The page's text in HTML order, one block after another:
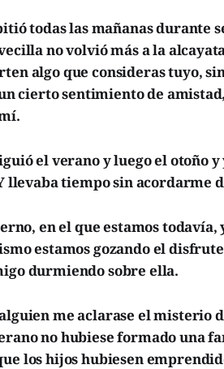
todas las mañanas durante
no volvió más a la
algo que consideras tuyo,
cierto sentimiento de
el verano y luego el otoño
llevaba tiempo sin acordarme
en el que estamos
estamos gozando el
durmiendo sobre ella.
me aclarase el misterio
no hubiese formado una
los hijos hubiesen